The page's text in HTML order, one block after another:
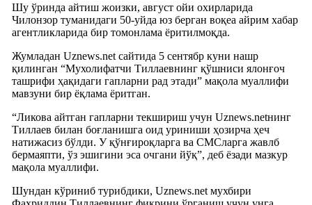
Шу ўринда айтиш жоизки, август ойи охирларида
Чилонзор туманидаги 50-уйда юз берган воқеа айрим хабар
агентликларида бир томонлама ёритилмоқда.
Жумладан Uznews.net сайтида 5 сентябр куни нашр
қилинган “Мухолифатчи Тиллаевнинг қўшниси ялонғоч
ташрифи ҳақидаги гапларни рад этади” мақола муаллифи
мавзуни бир ёқлама ёритган.
“Ликова айтган гапларни текшириш учун Uznews.netнинг
Тиллаев билан боғланишга оид уриниши ҳозирча ҳеч
натижасиз бўлди. У қўнғироқларга ва СМСларга жавлб
бермаяпти, ўз эшигини эса очгани йўқ”, деб ёзади мазкур
мақола муаллифи.
Шундан кўриниб турибдики, Uznews.net мухбири